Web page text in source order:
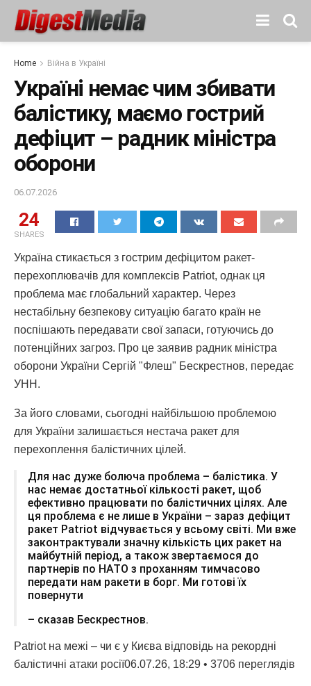
Home Війна в Україні
Україні немає чим збивати
балістику, маємо гострий
дефіцит – радник міністра
оборони
06.07.2026
24
SHARES
Україна стикається з гострим дефіцитом ракет-
перехоплювачів для комплексів Patriot, однак ця
проблема має глобальний характер. Через
нестабільну безпекову ситуацію багато країн не
поспішають передавати свої запаси, готуючись до
потенційних загроз. Про це заявив радник міністра
оборони України Сергій "Флеш" Бескрестнов, передає
УНН.
За його словами, сьогодні найбільшою проблемою
для України залишається нестача ракет для
перехоплення балістичних цілей.
Для нас дуже болюча проблема – балістика. У
нас немає достатньої кількості ракет, щоб
ефективно працювати по балістичних цілях. Але
ця проблема є не лише в України – зараз дефіцит
ракет Patriot відчувається у всьому світі. Ми вже
законтрактували значну кількість цих ракет на
майбутній період, а також звертаємося до
партнерів по НАТО з проханням тимчасово
передати нам ракети в борг. Ми готові їх
повернути
– сказав Бескрестнов.
Patriot на межі – чи є у Києва відповідь на рекордні
балістичні атаки росії06.07.26, 18:29 • 3706 переглядiв